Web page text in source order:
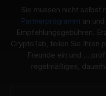
Sie müssen nicht selbst
Partnerprogramm an
Empfehlungsgebühren.
CryptoTab, teilen Sie Ihren
Freunde ein und ...
regelmäßiges,